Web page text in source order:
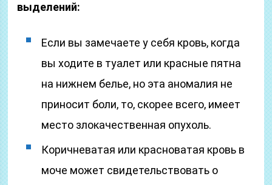
выделений:
Если вы замечаете у себя кровь, когда
вы ходите в туалет или красные пятна
на нижнем белье, но эта аномалия не
приносит боли, то, скорее всего, имеет
место злокачественная опухоль.
Коричневатая или красноватая кровь в
моче может свидетельствовать о